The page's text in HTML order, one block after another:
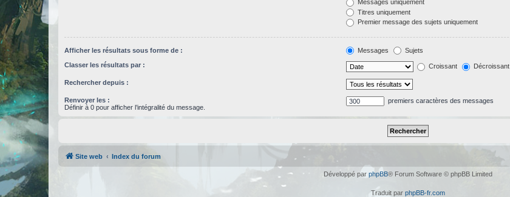
Messages uniquement
Titres uniquement
Premier message des sujets uniquement
Afficher les résultats sous forme de : Messages Sujets
Classer les résultats par : Croissant Décroissant
Rechercher depuis :
Renvoyer les :
Définir à 0 pour afficher l’intégralité du message.
premiers caractères des messages
Site web Index du forum
Développé par phpBB® Forum Software © phpBB Limited
Traduit par phpBB-fr.com